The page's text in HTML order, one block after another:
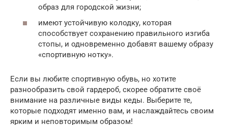
образ для городской жизни;
имеют устойчивую колодку, которая
способствует сохранению правильного изгиба
стопы, и одновременно добавят вашему образу
«спортивную нотку».
Если вы любите спортивную обувь, но хотите
разнообразить свой гардероб, скорее обратите своё
внимание на различные виды кеды. Выберите те,
которые подходят именно вам, и наслаждайтесь своим
ярким и неповторимым образом!